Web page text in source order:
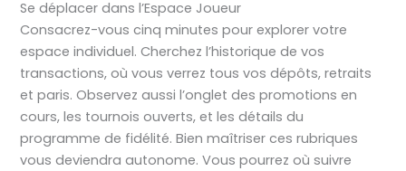
Se déplacer dans l’Espace Joueur
Consacrez-vous cinq minutes pour explorer votre
espace individuel. Cherchez l’historique de vos
transactions, où vous verrez tous vos dépôts, retraits
et paris. Observez aussi l’onglet des promotions en
cours, les tournois ouverts, et les détails du
programme de fidélité. Bien maîtriser ces rubriques
vous deviendra autonome. Vous pourrez où suivre